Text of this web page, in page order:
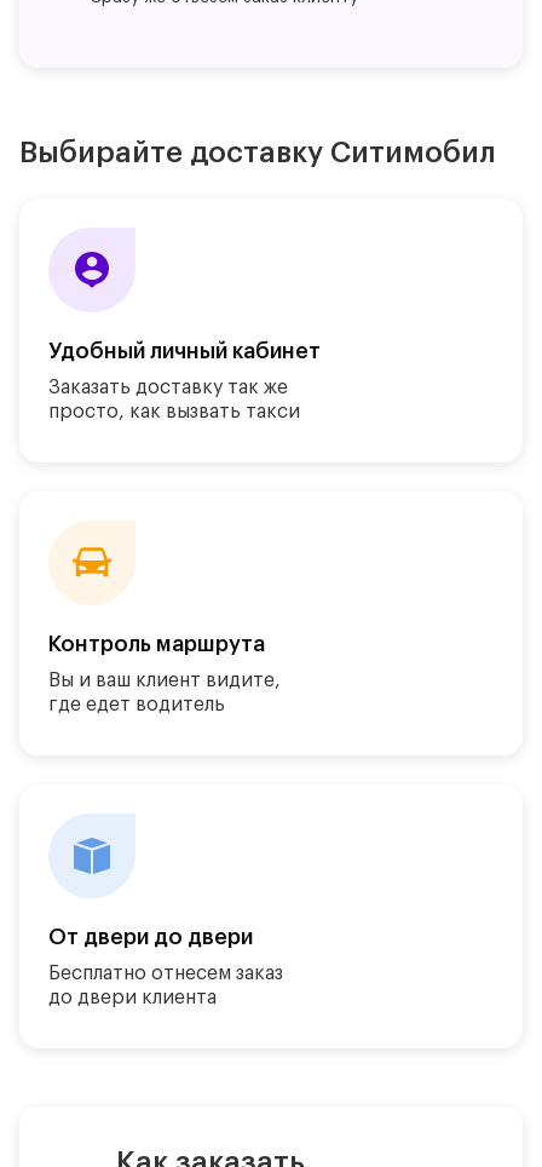
Выбирайте доставку Ситимобил
Удобный личный кабинет
Заказать доставку так же
просто, как вызвать такси
Контроль маршрута
Вы и ваш клиент видите,
где едет водитель
От двери до двери
Бесплатно отнесем заказ
до двери клиента